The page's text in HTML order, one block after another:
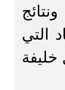
التي
خليفة